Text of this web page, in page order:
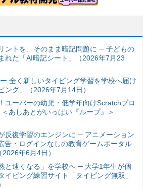
ントを、そのまま暗記問題に ─ 子どもの
れた「AI暗記シート」（2026年7月23
全く新しいタイピング学習を学校へ届け
ング」（2026年7月14日）
ユーバーの幼児・低学年向けScratchプロ
あしあとがいっぱい『ループ』＞
反復学習のエンジンに ─ アニメーション
告・ログインなしの教育ゲームポータル
2026年6月4日）
と速くなる」を学校へ ─ 大学1年生が個
イピング練習サイト「タイピング無双」